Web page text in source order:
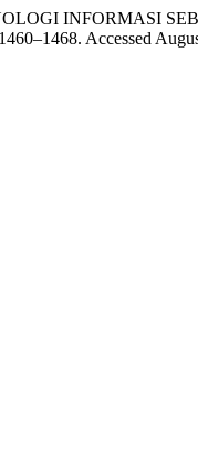
INFORMASI
Accessed